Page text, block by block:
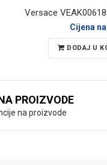
Versace
Cijena
DODAJ U
PROIZVODE
na proizvode